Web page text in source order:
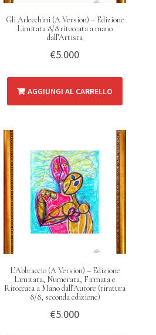
Gli Arlecchini (A Version) – Edizione
Limitata 8/8 ritoccata a mano
dall’Artista
€5.000
AGGIUNGI AL CARRELLO
L’Abbraccio (A Version) – Edizione
Limitata, Numerata, Firmata e
Ritoccata a Mano dall’Autore (tiratura
8/8, seconda edizione)
€5.000